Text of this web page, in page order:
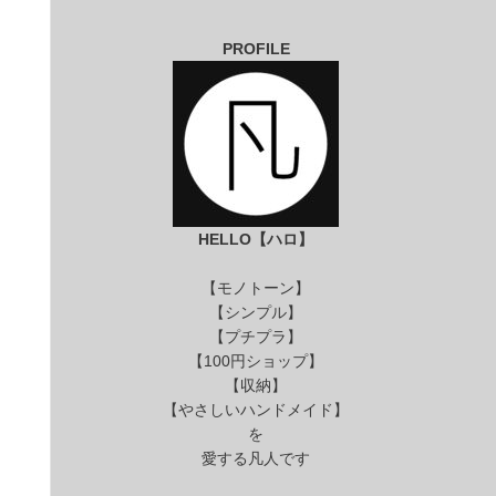
PROFILE
HELLO【ハロ】
【モノトーン】
【シンプル】
【プチプラ】
【100円ショップ】
【収納】
【やさしいハンドメイド】
を
愛する凡人です